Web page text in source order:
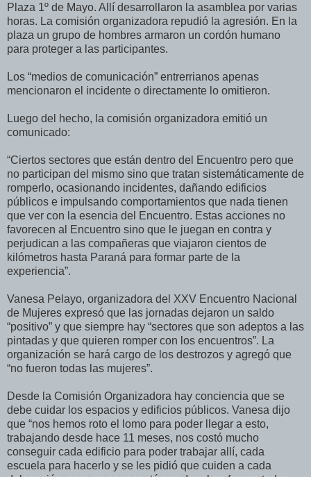
Plaza 1º de Mayo. Allí desarrollaron la asamblea por varias
horas. La comisión organizadora repudió la agresión. En la
plaza un grupo de hombres armaron un cordón humano
para proteger a las participantes.
Los “medios de comunicación” entrerrianos apenas
mencionaron el incidente o directamente lo omitieron.
Luego del hecho, la comisión organizadora emitió un
comunicado:
“Ciertos sectores que están dentro del Encuentro pero que
no participan del mismo sino que tratan sistemáticamente de
romperlo, ocasionando incidentes, dañando edificios
públicos e impulsando comportamientos que nada tienen
que ver con la esencia del Encuentro. Estas acciones no
favorecen al Encuentro sino que le juegan en contra y
perjudican a las compañeras que viajaron cientos de
kilómetros hasta Paraná para formar parte de la
experiencia”.
Vanesa Pelayo, organizadora del XXV Encuentro Nacional
de Mujeres expresó que las jornadas dejaron un saldo
“positivo” y que siempre hay “sectores que son adeptos a las
pintadas y que quieren romper con los encuentros”. La
organización se hará cargo de los destrozos y agregó que
“no fueron todas las mujeres”.
Desde la Comisión Organizadora hay conciencia que se
debe cuidar los espacios y edificios públicos. Vanesa dijo
que “nos hemos roto el lomo para poder llegar a esto,
trabajando desde hace 11 meses, nos costó mucho
conseguir cada edificio para poder trabajar allí, cada
escuela para hacerlo y se les pidió que cuiden a cada